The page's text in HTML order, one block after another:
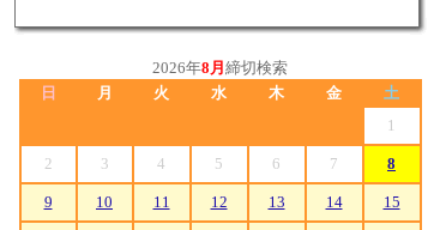
2026年8月 締切検索
日
月 火 水 木 金
土
1
2 3 4 5 6 7 8
9 10 11 12 13 14 15